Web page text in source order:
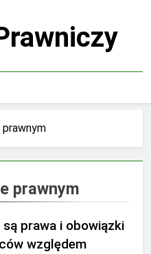
prawnym
są prawa i obowiązki
względem